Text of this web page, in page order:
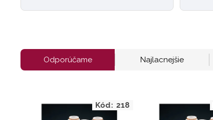
Odporúčame Najlacnejšie
Kód: 218